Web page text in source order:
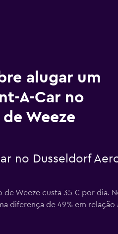
alugar um
A-Car no
Weeze
no Dusseldorf
Weeze custa 35 € por dia.
diferença de 49% em relação